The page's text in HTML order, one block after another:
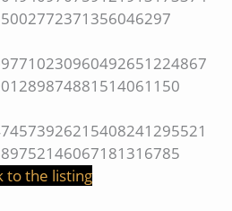
to the listing